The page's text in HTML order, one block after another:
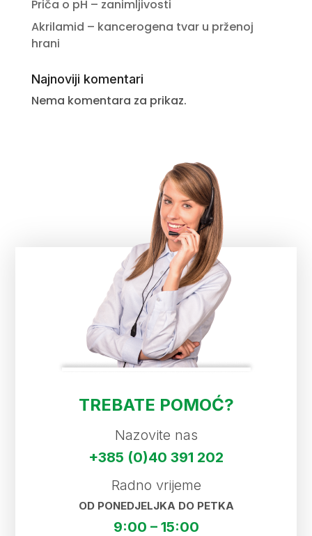
Priča o pH – zanimljivosti
Akrilamid – kancerogena tvar u prženoj
hrani
Najnoviji komentari
Nema komentara za prikaz.
TREBATE POMOĆ?
Nazovite nas
+385 (0)40 391 202
Radno vrijeme
OD PONEDJELJKA DO PETKA
9:00 – 15:00